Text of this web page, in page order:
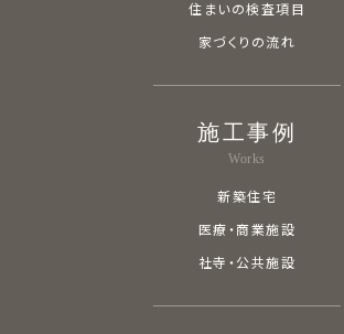
住まいの検査項目
家づくりの流れ
施工事例
Works
新築住宅
医療・商業施設
社寺・公共施設